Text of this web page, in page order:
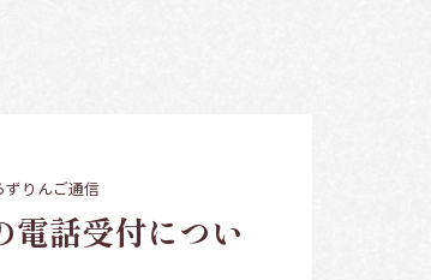
ずりんご通信
話受付につい